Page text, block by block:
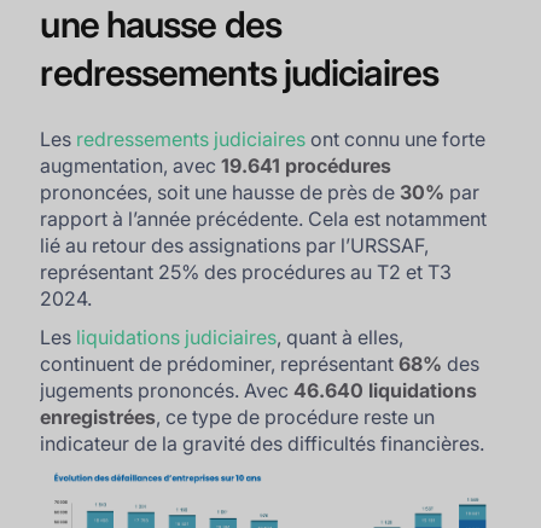
une hausse des
redressements judiciaires
Les redressements judiciaires ont connu une forte
augmentation, avec19.641 procédures
prononcées, soit une hausse de près de 30% par
rapport à l’année précédente. Cela est notamment
lié au retour des assignations par l’URSSAF,
représentant 25% des procédures au T2 et T3
2024.
Les liquidations judiciaires, quant à elles,
continuent de prédominer, représentant68% des
jugements prononcés. Avec46.640 liquidations
enregistrées, ce type de procédure reste un
indicateur de la gravité des difficultés financières.